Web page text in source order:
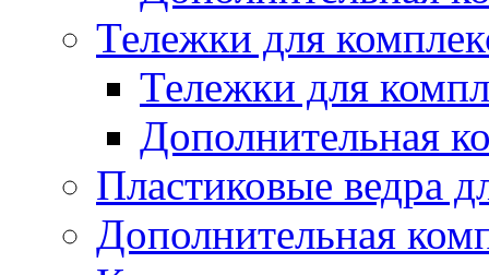
Тележки для
Тележки для
Дополнительная
Пластиковые ведра
Дополнительная